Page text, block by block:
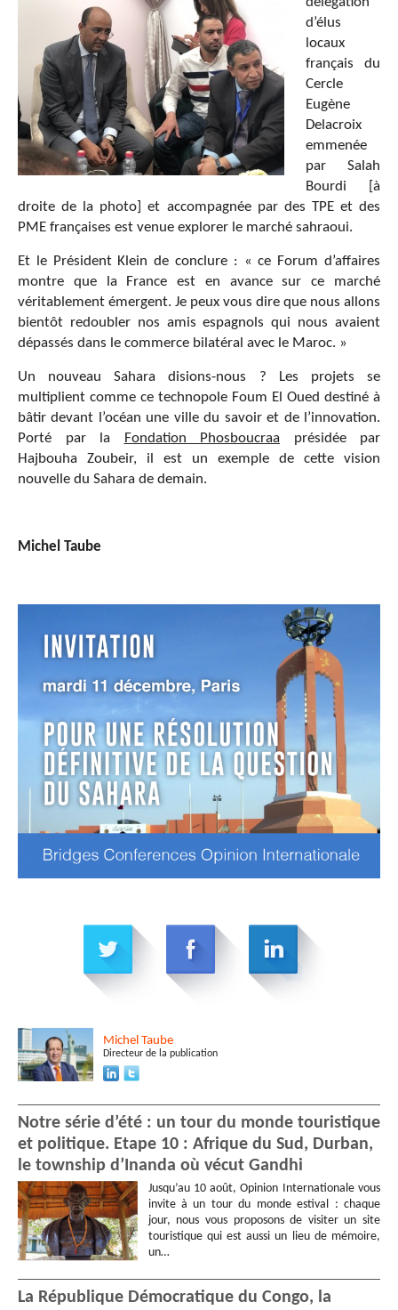
d’élus
locaux
français du
Cercle
Eugène
Delacroix
emmenée
par Salah
Bourdi
[à
droite de la photo] et accompagnée par des TPE et des
PME françaises est venue explorer le marché sahraoui.
Et le Président Klein de conclure : « ce Forum d’affaires
montre que la France est en avance sur ce marché
véritablement émergent. Je peux vous dire que nous allons
bientôt redoubler nos amis espagnols qui nous avaient
dépassés dans le commerce bilatéral avec le Maroc. »
Un nouveau Sahara disions-nous ? Les projets se
multiplient comme ce technopole Foum El Oued destiné à
bâtir devant l’océan une ville du savoir et de l’innovation.
Porté par la
Fondation Phosboucraa présidée par
Hajbouha Zoubeir, il est un exemple de cette vision
nouvelle du Sahara de demain.
Michel Taube
Michel Taube
Directeur de la publication
Notre série d’été : un tour du monde touristique
et politique. Etape 10 : Afrique du Sud, Durban,
le township d’Inanda où vécut Gandhi
Jusqu’au 10 août, Opinion Internationale vous
invite à un tour du monde estival : chaque
jour, nous vous proposons de visiter un site
touristique qui est aussi un lieu de mémoire,
un…
La République Démocratique du Congo, la